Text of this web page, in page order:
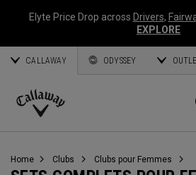
Elyte Price Drop across Drivers,
EXPLORE
CALLAWAY ODYSSEY
Callaway
Home Clubs Clubs pour Femmes